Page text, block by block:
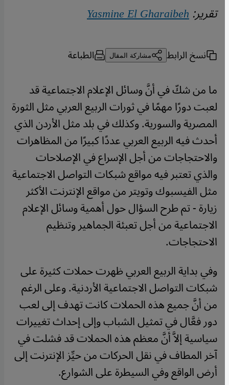
تقرير:Yasmine El Gharaibeh
نسخ الرابط مشاركة المقال الطباعة
ما من شكّ في أنَّ وسائل الإعلام الاجتماعية قد
لعبت دورًا مهمًا في ثورات الربيع العربي مثل الثورة
المصرية والسورية. وكذلك في بلد مثل الأردن الذي
أحدث فيه الربيع العربي عددًا كبيرًا من المظاهرات
والاحتجاجات من أجل الإسراع في الإصلاحات
والذي تعتبر فيه مواقع شبكات التواصل الاجتماعية
مثل الفيسبوك وتويتر من مواقع الإنترنت الأكثر
زيارة - تم طرح السؤال حول أهمية وسائل الإعلام
الاجتماعية من أجل تعبئة الجماهير وتنظيم
الاحتجاجات.
وفي بداية الربيع العربي ظهرت حملات كثيرة على
شبكات التواصل الاجتماعية الأردنية. وعلى الرغم
من أنَّ جميع هذه الحملات كانت تهدف إلى لعب
دور فعَّال في تمثيل الشباب وإلى إحداث تغييرات
سياسية إلاَّ أنَّ معظم هذه الحملات قد فشلت في
آخر المطاف في نقل الحركات من حيِّز الإنترنت إلى
أرض الواقع وفي السيطرة على الشوارع.